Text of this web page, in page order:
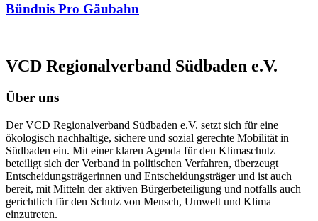
Bündnis Pro Gäubahn
VCD Regionalverband Südbaden e.V.
Über uns
Der VCD Regionalverband Südbaden e.V. setzt sich für eine
ökologisch nachhaltige, sichere und sozial gerechte Mobilität in
Südbaden ein. Mit einer klaren Agenda für den Klimaschutz
beteiligt sich der Verband in politischen Verfahren, überzeugt
Entscheidungsträgerinnen und Entscheidungsträger und ist auch
bereit, mit Mitteln der aktiven Bürgerbeteiligung und notfalls auch
gerichtlich für den Schutz von Mensch, Umwelt und Klima
einzutreten.